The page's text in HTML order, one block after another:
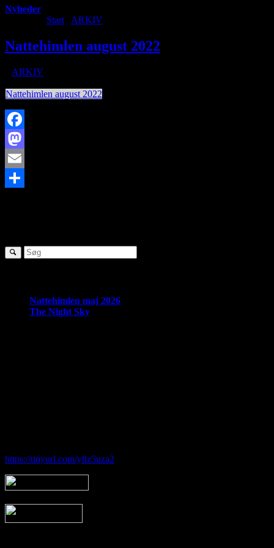
Nyheder
Start ARKIV
Nattehimlen august 2022
ARKIV
Nattehimlen august 2022
Facebook
Mastodon
Email
Nattehimlen maj 2026
The Night Sky
https://tinyurl.com/y8z5uza2